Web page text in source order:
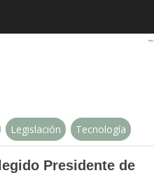
el reelegido
Legislación Tecnología
Presidente de